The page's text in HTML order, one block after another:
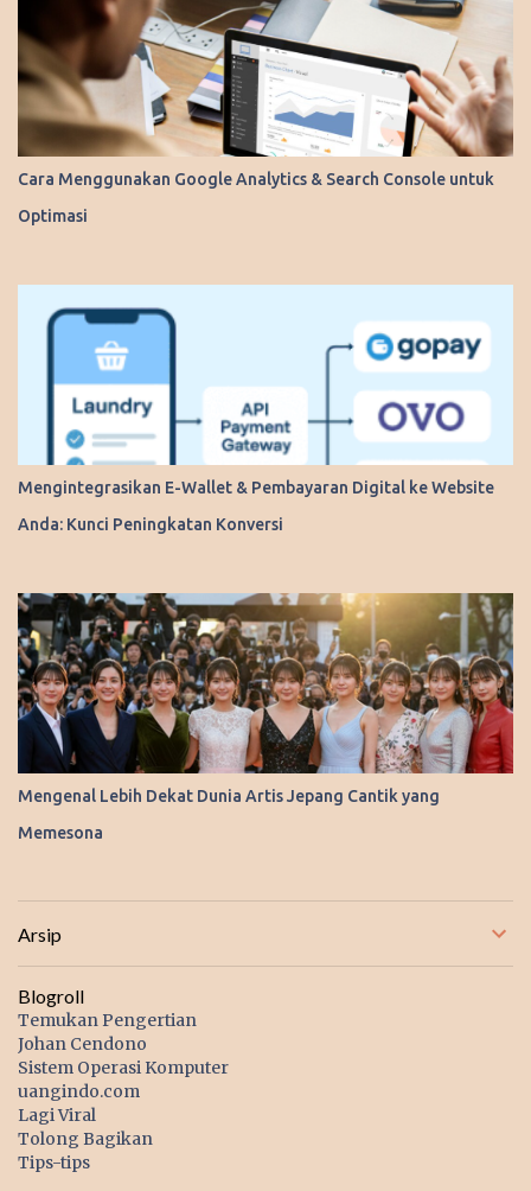
Cara Menggunakan Google Analytics & Search Console untuk
Optimasi
Mengintegrasikan E-Wallet & Pembayaran Digital ke Website
Anda: Kunci Peningkatan Konversi
Mengenal Lebih Dekat Dunia Artis Jepang Cantik yang
Memesona
Arsip
Blogroll
Temukan Pengertian
Johan Cendono
Sistem Operasi Komputer
uangindo.com
Lagi Viral
Tolong Bagikan
Tips-tips